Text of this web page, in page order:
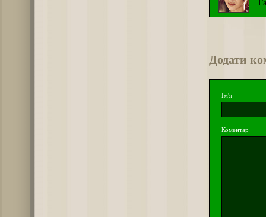
Додати
Ім'я
Коментар